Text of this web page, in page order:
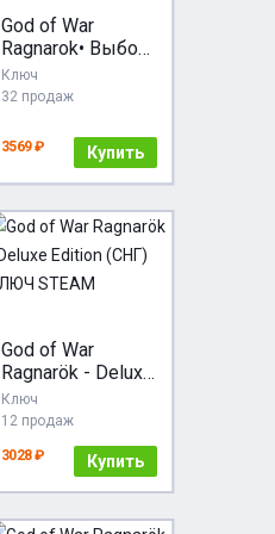
God of War
Ragnarok• Выбор
региона + Выбор
версии •
Ключ
32 продаж
3569 ₽ Купить
God of War
Ragnarök - Deluxe
Edition (СНГ)
КЛЮЧ STEAM
Ключ
12 продаж
3028 ₽ Купить